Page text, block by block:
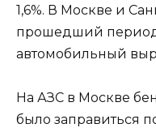
1,6%. В Москве и
прошедший
автомобильный
На АЗС в Москве
было заправиться